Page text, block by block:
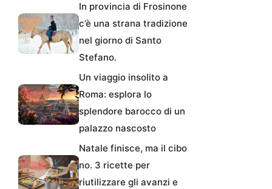
In provincia di Frosinone
c’è una strana tradizione
nel giorno di Santo
Stefano.
Un viaggio insolito a
Roma: esplora lo
splendore barocco di un
palazzo nascosto
Natale finisce, ma il cibo
no. 3 ricette per
riutilizzare gli avanzi e